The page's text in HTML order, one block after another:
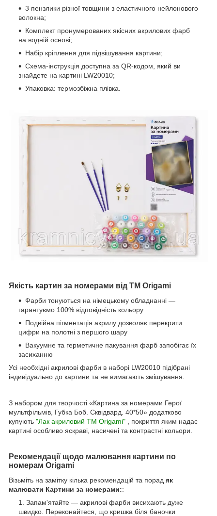
3 пензлики різної товщини з еластичного нейлонового
волокна;
Комплект пронумерованих якісних акрилових фарб
на водній основі;
Набір кріплення для підвішування картини;
Схема-інструкція доступна за QR-кодом, який ви
знайдете на картині LW20010;
Упаковка: термозбіжна плівка.
Якість картин за номерами від ТМ Origami
Фарби тонуються на німецькому обладнанні —
гарантуємо 100% відповідність кольору
Подвійна пігментація акрилу дозволяє перекрити
цифри на полотні з першого шару
Вакуумне та герметичне пакування фарб запобігає їх
засиханню
Усі необхідні акрилові фарби в наборі LW20010 підібрані
індивідуально до картини та не вимагають змішування.
З набором для творчості «Картина за номерами Герої
мультфільмів, Губка Боб. Сквідвард. 40*50» додатково
купують "Лак акриловий ТМ Origami" , покриття яким надає
картині особливо яскраві, насичені та контрастні кольори.
Рекомендації щодо малювання картини по
номерам Origami
Візьміть на замітку кілька рекомендацій та порад як
малювати Картини за номерами::
Запам'ятайте — акрилові фарби висихають дуже
швидко. Переконайтеся, що кришка біля баночки